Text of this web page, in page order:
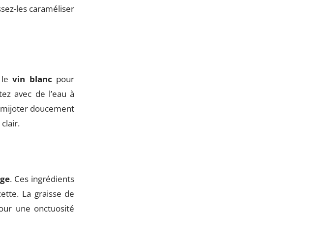
les caraméliser
levin blanc pour
avec de l’eau à
doucement
. Ces ingrédients
La graisse de
une onctuosité